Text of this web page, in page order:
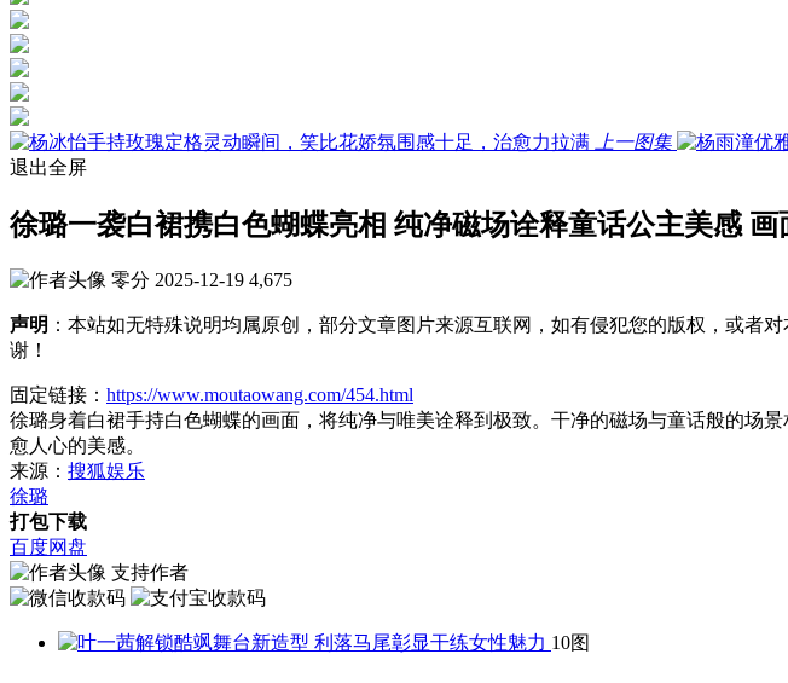
上一图集
退出全屏
徐璐一袭白裙携白色蝴蝶亮相 纯净磁场诠释童话公主美感
零分 2025-12-19 4,675
声明 ：本站如无特殊说明均属原创，部分文章图片来源互联网，如有侵犯您的版权，或
谢！
固定链接： https://www.moutaowang.com/454.html
徐璐身着白裙手持白色蝴蝶的画面，将纯净与唯美诠释到极致。干净的磁场与童话般的场
愈人心的美感。
来源： 搜狐娱乐
徐璐
打包下载
百度网盘
支持作者
10图